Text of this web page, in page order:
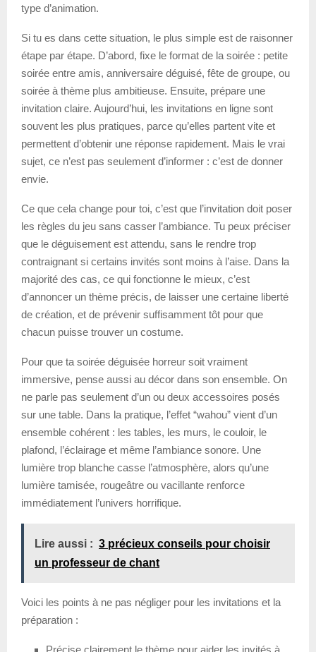
type d’animation.
Si tu es dans cette situation, le plus simple est de raisonner
étape par étape. D’abord, fixe le format de la soirée : petite
soirée entre amis, anniversaire déguisé, fête de groupe, ou
soirée à thème plus ambitieuse. Ensuite, prépare une
invitation claire. Aujourd’hui, les invitations en ligne sont
souvent les plus pratiques, parce qu’elles partent vite et
permettent d’obtenir une réponse rapidement. Mais le vrai
sujet, ce n’est pas seulement d’informer : c’est de donner
envie.
Ce que cela change pour toi, c’est que l’invitation doit poser
les règles du jeu sans casser l’ambiance. Tu peux préciser
que le déguisement est attendu, sans le rendre trop
contraignant si certains invités sont moins à l’aise. Dans la
majorité des cas, ce qui fonctionne le mieux, c’est
d’annoncer un thème précis, de laisser une certaine liberté
de création, et de prévenir suffisamment tôt pour que
chacun puisse trouver un costume.
Pour que ta soirée déguisée horreur soit vraiment
immersive, pense aussi au décor dans son ensemble. On
ne parle pas seulement d’un ou deux accessoires posés
sur une table. Dans la pratique, l’effet “wahou” vient d’un
ensemble cohérent : les tables, les murs, le couloir, le
plafond, l’éclairage et même l’ambiance sonore. Une
lumière trop blanche casse l’atmosphère, alors qu’une
lumière tamisée, rougeâtre ou vacillante renforce
immédiatement l’univers horrifique.
Lire aussi : 3 précieux conseils pour choisir
un professeur de chant
Voici les points à ne pas négliger pour les invitations et la
préparation :
Précise clairement le thème pour aider les invités à